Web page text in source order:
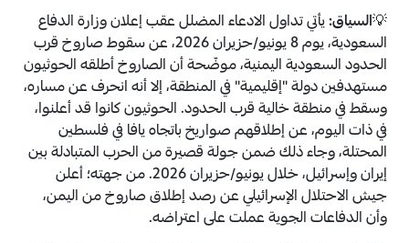
💡السياق:يأتي تداول الادعاء المضلل عقب إعلان وزارة الدفاع
السعودية، يوم 8 يونيو/حزيران 2026، عن سقوط صاروخ قرب
الحدود السعودية اليمنية، موضّحة أن الصاروخ أطلقه الحوثيون
مستهدفين دولة "إقليمية" في المنطقة، إلا أنه انحرف عن مساره،
وسقط في منطقة خالية قرب الحدود. الحوثيون كانوا قد أعلنوا،
في ذات اليوم، عن إطلاقهم صواريخ باتجاه يافا في فلسطين
المحتلة، وجاء ذلك ضمن جولة قصيرة من الحرب المتبادلة بين
إيران وإسرائيل، خلال يونيو/حزيران 2026. من جهته؛ أعلن
جيش الاحتلال الإسرائيلي عن رصد إطلاق صاروخ من اليمن،
وأن الدفاعات الجوية عملت على اعتراضه.